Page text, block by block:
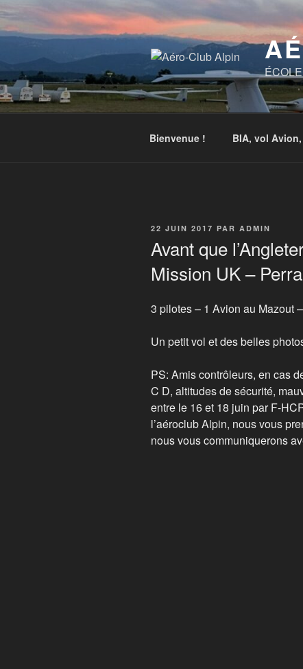
Aller
au
contenu
Bienvenue ! BIA, vol
PUBLIÉ
22 JUIN 2017 PAR ADMIN
Avant que
Mission UK –
3 pilotes – 1 Avion au Mazout
Un petit vol et des belles
PS: Amis contrôleurs, en cas
C D, altitudes de sécurité,
entre le 16 et 18 juin par F-
l’aéroclub Alpin, nous vous
nous vous communiquerons